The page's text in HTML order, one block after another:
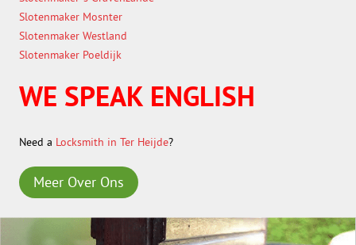
Slotenmaker Mosnter
Slotenmaker Westland
Slotenmaker Poeldijk
WE SPEAK ENGLISH
Need a Locksmith in Ter Heijde?
Meer Over Ons